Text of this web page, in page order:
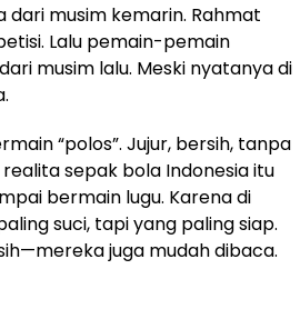
musim kemarin. Rahmat
Lalu pemain-pemain
musim lalu. Meski nyatanya di
“polos”. Jujur, bersih, tanpa
sepak bola Indonesia itu
bermain lugu. Karena di
suci, tapi yang paling siap.
juga mudah dibaca.